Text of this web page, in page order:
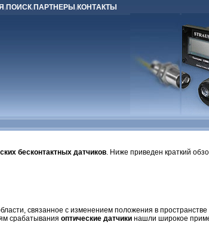
бесконтактных датчиков. Ниже приведен краткий
связанное с изменением положения в
срабатывания оптические датчики нашли широкое
| ПOИCК| ПАРТНЕРЫ | КOНТAКТЫ